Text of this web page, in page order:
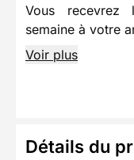
Vous recevrez
semaine à votre
Voir plus
Détails du